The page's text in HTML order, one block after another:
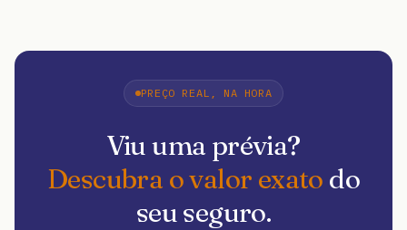
PREÇO REAL, NA HORA
Viu uma prévia?
Descubra o valor exato do
seu seguro.